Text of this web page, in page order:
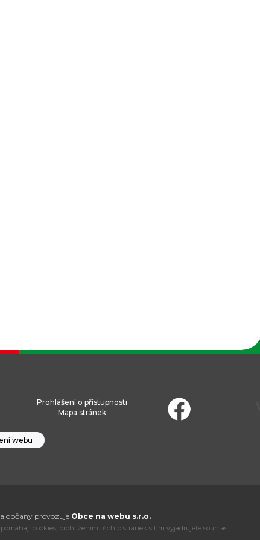
Prohlášení o přístupnosti
Mapa stránek
webu
občany provozuje Obce na webu s.r.o.
cookies, prohlížením těchto stránek s tím vyjadřujete souhlas.